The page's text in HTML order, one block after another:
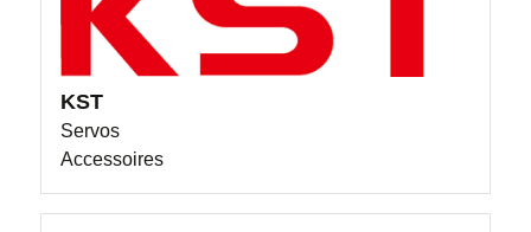
KST
Servos
Accessoires